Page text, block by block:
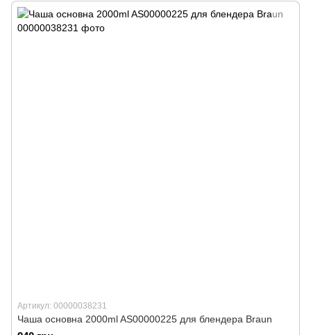
Артикул: 00000038231
Чаша основна 2000ml AS00000225 для блендера Braun